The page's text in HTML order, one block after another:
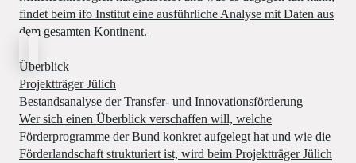
findet beim ifo Institut eine ausführliche Analyse mit Daten aus
dem gesamten Kontinent.
Überblick
Projektträger Jülich
Bestandsanalyse der Transfer- und Innovationsförderung
Wer sich einen Überblick verschaffen will, welche
Förderprogramme der Bund konkret aufgelegt hat und wie die
Förderlandschaft strukturiert ist, wird beim Projektträger Jülich